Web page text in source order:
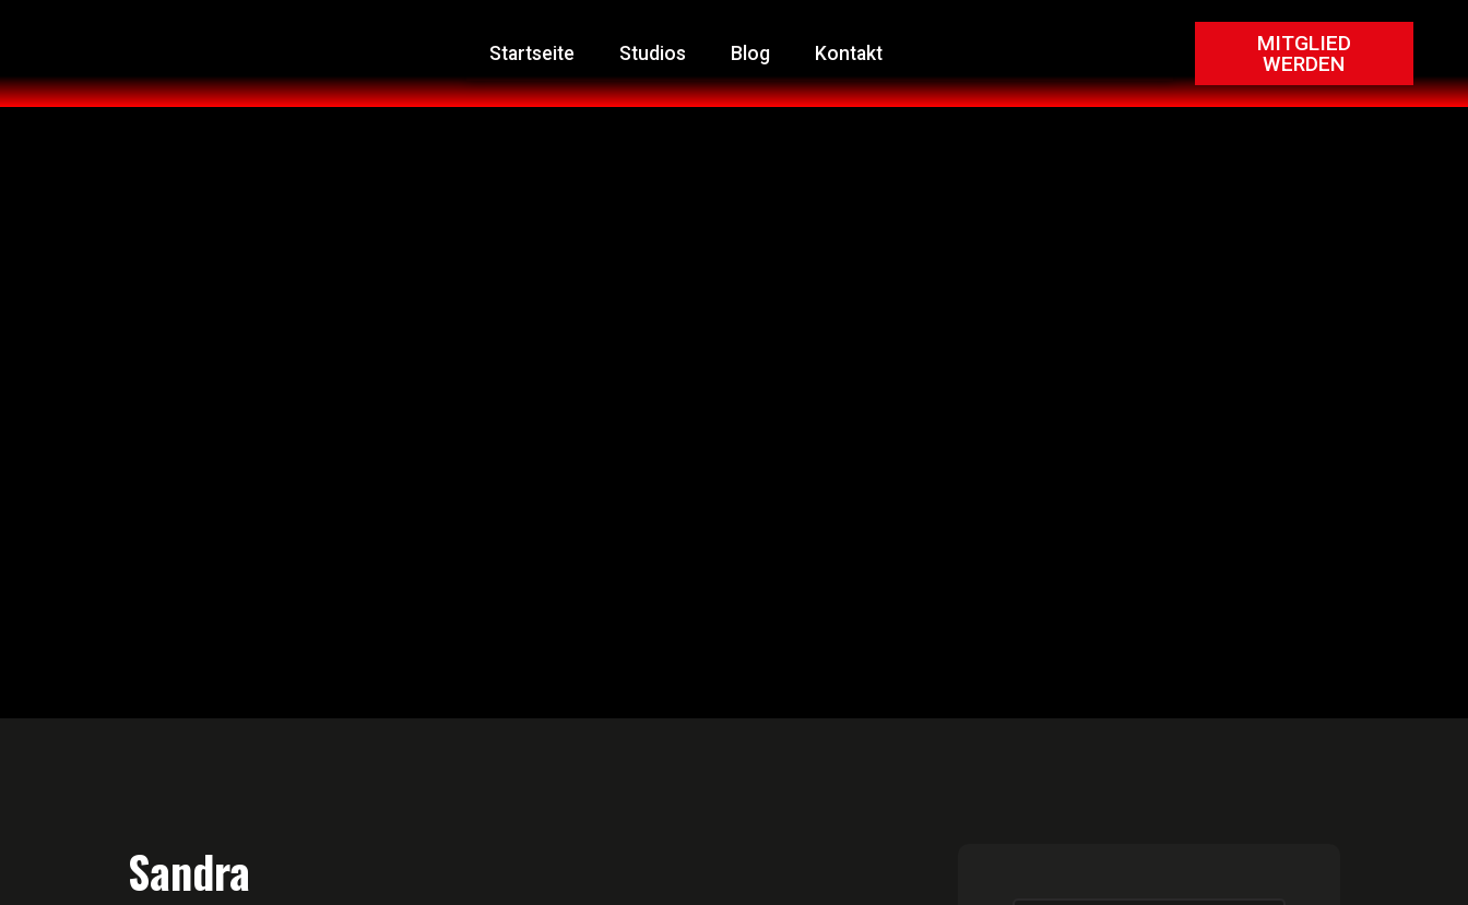
Startseite Studios Blog Kontakt
MITGLIED
WERDEN
Sandra